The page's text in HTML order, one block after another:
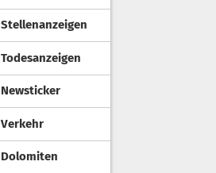
Stellenanzeigen
Todesanzeigen
Newsticker
Verkehr
Dolomiten